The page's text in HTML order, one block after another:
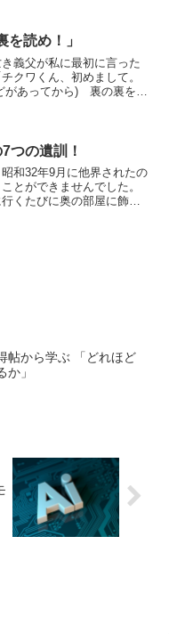
ス（創業時：松下電気器
創業...
を読め！」
義父が私に最初に言った
クワくん、初めまして。
があってから) 裏の裏を読
分にあ...
つの遺訓！
和32年9月に他界されたの
とができませんでした。
くたびに奥の部屋に飾ら
帖から学ぶ 「どれほど
か」